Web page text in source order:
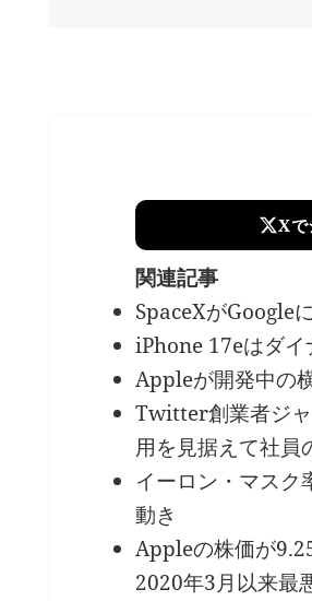
Xで
関連記事
SpaceXがGoogle
iPhone 17eはダ
Appleが開発中の
Twitter創業者ジ
用を見据えて社員
イーロン・マスク
動き
Appleの株価が
2020年3月以来最